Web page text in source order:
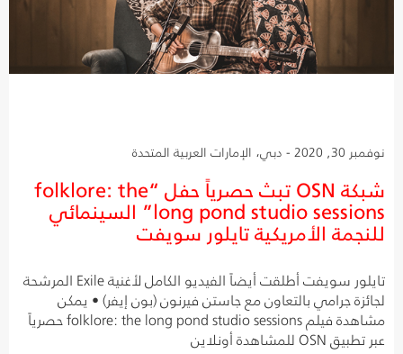
نوفمبر 30, 2020 - دبي، الإمارات العربية المتحدة
شبكة OSN تبث حصرياً حفل “folklore: the
long pond studio sessions” السينمائي
للنجمة الأمريكية تايلور سويفت
تايلور سويفت أطلقت أيضاً الفيديو الكامل لأغنية Exile المرشحة
لجائزة جرامي بالتعاون مع جاستن فيرنون (بون إيفر) • يمكن
مشاهدة فيلم folklore: the long pond studio sessions حصرياً
عبر تطبيق OSN للمشاهدة أونلاين